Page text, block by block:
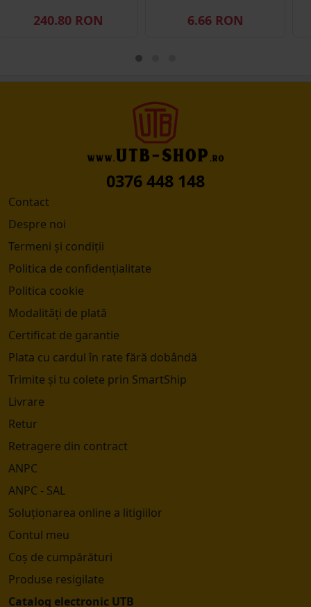
240.80 RON 6.66 RON
0376 448 148
Contact
Despre noi
Termeni și condiții
Politica de confidențialitate
Politica cookie
Modalități de plată
Certificat de garantie
Plata cu cardul în rate fără dobândă
Trimite și tu colete prin SmartShip
Livrare
Retur
Retragere din contract
ANPC
ANPC - SAL
Soluționarea online a litigiilor
Contul meu
Coș de cumpărături
Produse resigilate
Catalog electronic UTB